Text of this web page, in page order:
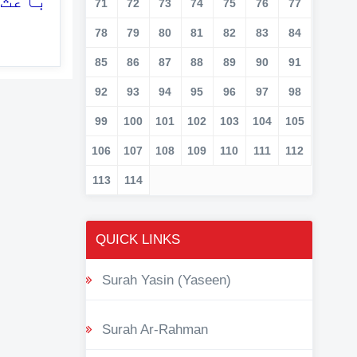
71 72 73 74 75 76 77
78 79 80 81 82 83 84
85 86 87 88 89 90 91
92 93 94 95 96 97 98
99 100 101 102 103 104 105
106 107 108 109 110 111 112
113 114
QUICK LINKS
Surah Yasin (Yaseen)
Surah Ar-Rahman